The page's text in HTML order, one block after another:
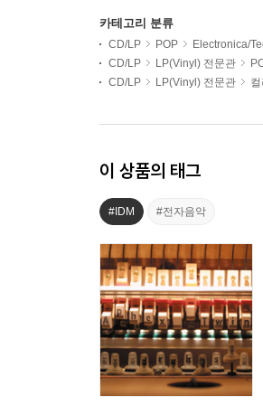
카테고리 분류
CD/LP POP Electronica/
CD/LP
LP(Vinyl) 전문관
CD/LP
LP(Vinyl) 전문관
이 상품의 태그
#IDM #전자음악